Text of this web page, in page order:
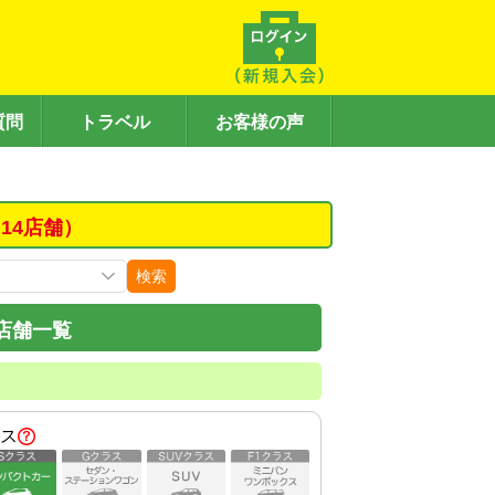
問 トラベル お客様の声
店舗）
検索
舗一覧